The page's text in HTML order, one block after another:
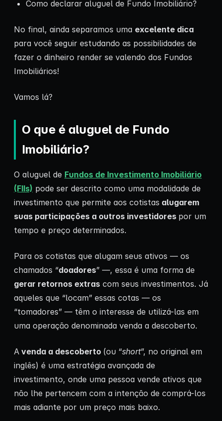
Como declarar aluguel de Fundo Imobiliário?
No final, ainda separamos uma excelente dica
para você seguir estudando as possibilidades de
fazer o dinheiro render se valendo dos Fundos
Imobiliários!
Vamos lá?
O que é aluguel de Fundo
Imobiliário?
O aluguel de Fundos de Investimento Imobiliário
(FIIs) pode ser descrito como uma modalidade de
investimento que permite aos cotistas alugarem
suas participações a outros investidores por um
tempo e preço determinados.
Para os cotistas que alugam seus ativos — os
chamados “doadores” —, essa é uma forma de
gerar retornos extras com seus investimentos. Já
aqueles que “locam” essas cotas — os
“tomadores” — têm o interesse de utilizá-las em
uma operação denominada venda a descoberto.
A venda a descoberto (ou “short”, no original em
inglês) é uma estratégia avançada de
investimento, onde uma pessoa vende ativos que
não lhe pertencem com a intenção de comprá-los
mais adiante por um preço mais baixo.